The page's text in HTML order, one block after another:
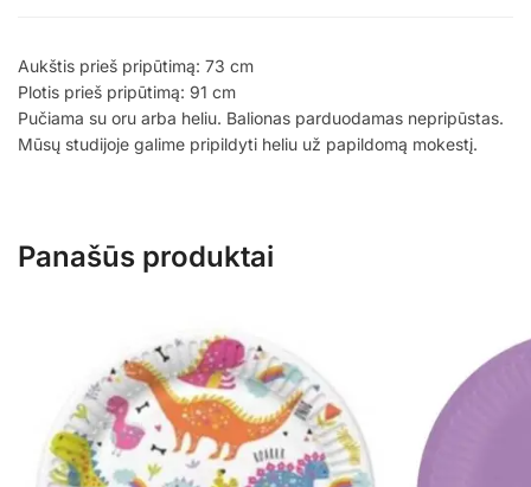
Aukštis prieš pripūtimą: 73 cm
Plotis prieš pripūtimą: 91 cm
Pučiama su oru arba heliu. Balionas parduodamas nepripūstas.
Mūsų studijoje galime pripildyti heliu už papildomą mokestį.
Panašūs produktai